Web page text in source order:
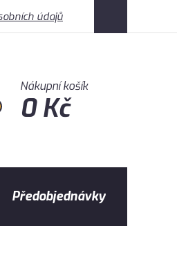
údajů
Nákupní košík
0 Kč
Předobjednávky